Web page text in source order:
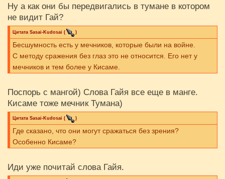
Ну а как они бы передвигались в тумане в котором
не видит Гай?
Цитата Sasai-Kudosai ( )
Бесшумность есть у мечников, которые были на войне.
С методу сражения без глаз это не относится. Его нет у
мечников и тем более у Кисаме.
Поспорь с мангой) Слова Гайя все еще в манге.
Кисаме тоже мечник Тумана)
Цитата Sasai-Kudosai ( )
Где сказано, что они могут сражаться без зрения?
Особенно Кисаме?
Иди уже почитай слова Гайя.